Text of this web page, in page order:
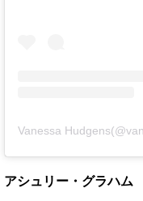
Vanessa
アシュリー・グラハム